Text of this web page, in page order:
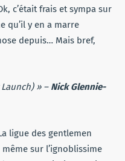
c’était frais et sympa sur
qu’il y en a marre
depuis… Mais bref,
Launch) » – Nick Glennie-
ligue des gentlemen
sur l’ignoblissime